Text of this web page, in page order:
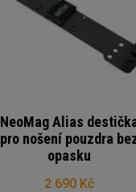
NeoMag Alias
pro nošení pouzdra
opasku
2 690 Kč